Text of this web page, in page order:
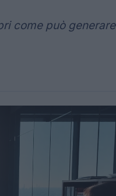
come può generare